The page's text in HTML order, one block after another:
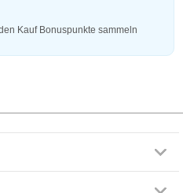
Kauf Bonuspunkte sammeln